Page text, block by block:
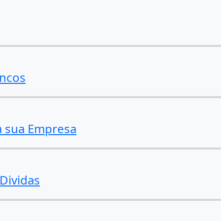
Empresa